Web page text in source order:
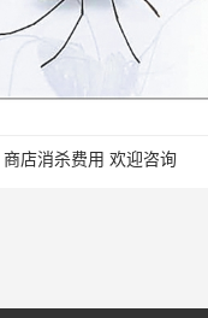
店除蟑螂公司价格 上门服务